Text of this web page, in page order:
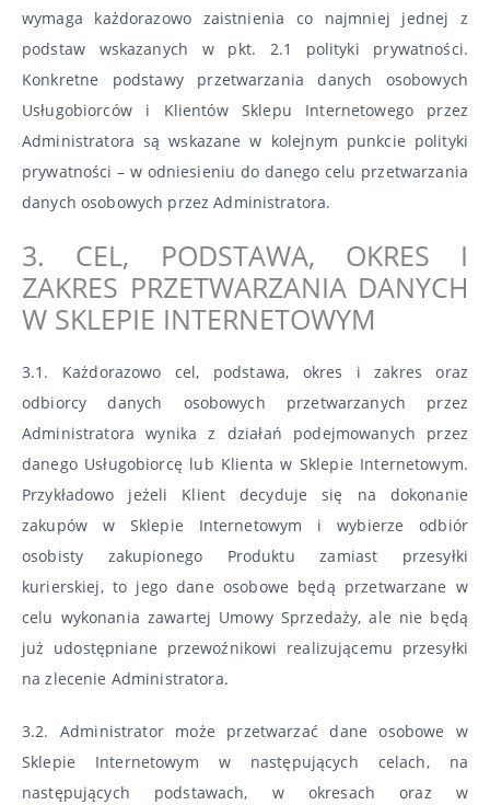
wymaga każdorazowo zaistnienia co najmniej jednej z
podstaw wskazanych w pkt. 2.1 polityki prywatności.
Konkretne podstawy przetwarzania danych osobowych
Usługobiorców i Klientów Sklepu Internetowego przez
Administratora są wskazane w kolejnym punkcie polityki
prywatności – w odniesieniu do danego celu przetwarzania
danych osobowych przez Administratora.
3. CEL, PODSTAWA, OKRES I
ZAKRES PRZETWARZANIA DANYCH
W SKLEPIE INTERNETOWYM
3.1. Każdorazowo cel, podstawa, okres i zakres oraz
odbiorcy danych osobowych przetwarzanych przez
Administratora wynika z działań podejmowanych przez
danego Usługobiorcę lub Klienta w Sklepie Internetowym.
Przykładowo jeżeli Klient decyduje się na dokonanie
zakupów w Sklepie Internetowym i wybierze odbiór
osobisty zakupionego Produktu zamiast przesyłki
kurierskiej, to jego dane osobowe będą przetwarzane w
celu wykonania zawartej Umowy Sprzedaży, ale nie będą
już udostępniane przewoźnikowi realizującemu przesyłki
na zlecenie Administratora.
3.2. Administrator może przetwarzać dane osobowe w
Sklepie Internetowym w następujących celach, na
następujących podstawach, w okresach oraz w